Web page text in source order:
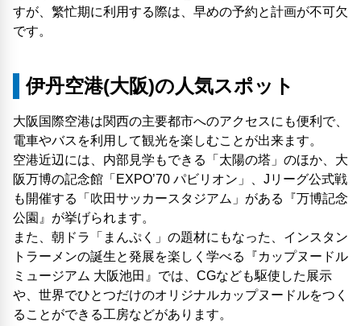
すが、繁忙期に利用する際は、早めの予約と計画が不可欠
です。
伊丹空港(大阪)の人気スポット
大阪国際空港は関西の主要都市へのアクセスにも便利で、
電車やバスを利用して観光を楽しむことが出来ます。
空港近辺には、内部見学もできる「太陽の塔」のほか、大
阪万博の記念館「EXPO’70 パビリオン」、Jリーグ公式戦
も開催する「吹田サッカースタジアム」がある『万博記念
公園』が挙げられます。
また、朝ドラ「まんぷく」の題材にもなった、インスタン
トラーメンの誕生と発展を楽しく学べる『カップヌードル
ミュージアム 大阪池田』では、CGなども駆使した展示
や、世界でひとつだけのオリジナルカップヌードルをつく
ることができる工房などがあります。